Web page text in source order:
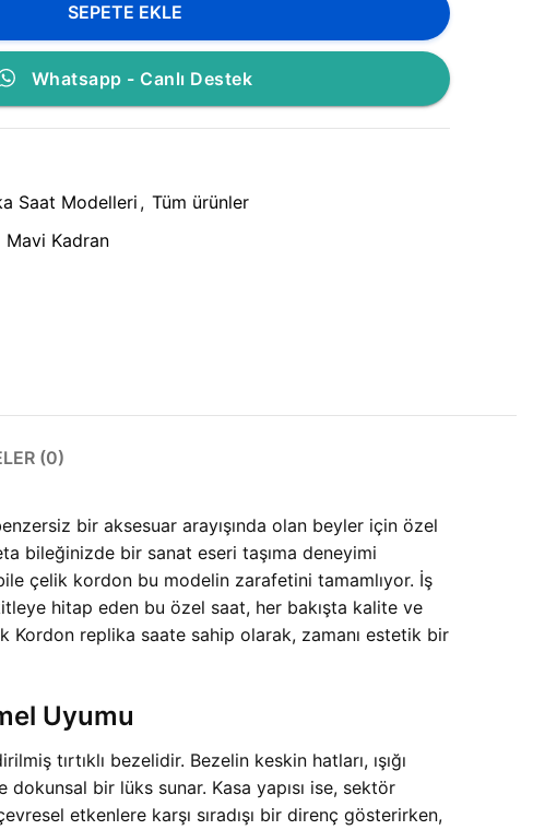
SEPETE EKLE
Whatsapp - Canlı Destek
Saat Modelleri, Tüm ürünler
Mavi Kadran
(0)
bir aksesuar arayışında olan beyler için özel
bileğinizde bir sanat eseri taşıma deneyimi
çelik kordon bu modelin zarafetini tamamlıyor. İş
hitap eden bu özel saat, her bakışta kalite ve
Kordon replika saate sahip olarak, zamanı estetik bir
Uyumu
tırtıklı bezelidir. Bezelin keskin hatları, ışığı
bir lüks sunar. Kasa yapısı ise, sektör
etkenlere karşı sıradışı bir direnç gösterirken,